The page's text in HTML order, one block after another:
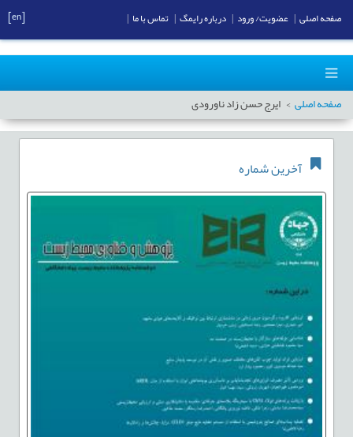
صفحه اصلی ایرج حسن زاد ناورودی
آخرین شماره
صفحه اصلی عضویت/ ورود درباره رایمگ تماس با ما